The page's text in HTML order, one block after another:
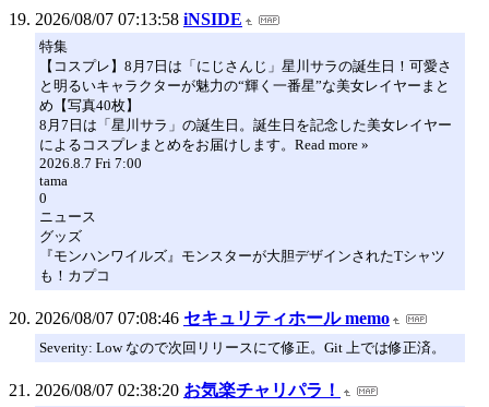
2026/08/07 07:13:58 iNSIDE
特集
【コスプレ】8月7日は「にじさんじ」星川サラの誕生日！可愛さ
と明るいキャラクターが魅力の“輝く一番星”な美女レイヤーまと
め【写真40枚】
8月7日は「星川サラ」の誕生日。誕生日を記念した美女レイヤー
によるコスプレまとめをお届けします。Read more »
2026.8.7 Fri 7:00
tama
0
ニュース
グッズ
『モンハンワイルズ』モンスターが大胆デザインされたTシャツ
も！カプコ
2026/08/07 07:08:46 セキュリティホール memo
Severity: Low なので次回リリースにて修正。Git 上では修正済。
2026/08/07 02:38:20 お気楽チャリパラ！